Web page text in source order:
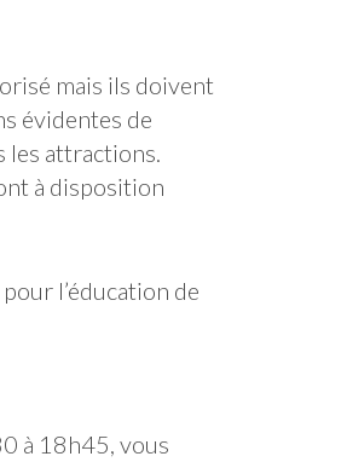
mais ils doivent
évidentes de
les attractions.
à disposition
l’éducation de
à 18h45, vous